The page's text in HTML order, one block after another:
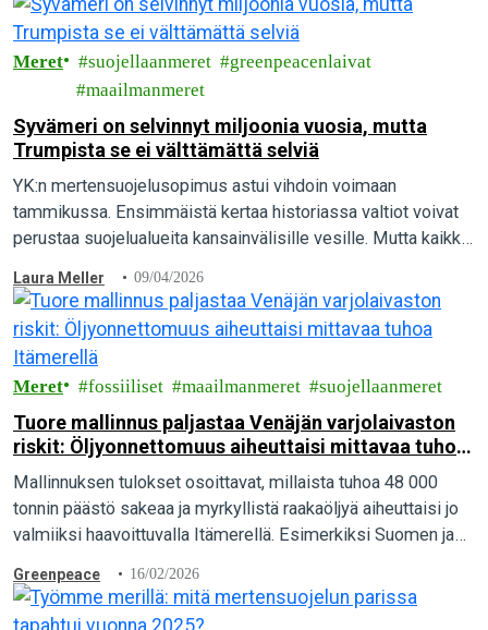
Meret suojellaanmeret
greenpeacenlaivat
maailmanmeret
Syvämeri on selvinnyt miljoonia vuosia, mutta
Trumpista se ei välttämättä selviä
YK:n mertensuojelusopimus astui vihdoin voimaan
tammikussa. Ensimmäistä kertaa historiassa valtiot voivat
perustaa suojelualueita kansainvälisille vesille. Mutta kaikki
Laura Meller 09/04/2026
Meret fossiiliset maailmanmeret suojellaanmeret
Tuore mallinnus paljastaa Venäjän varjolaivaston
riskit: Öljyonnettomuus aiheuttaisi mittavaa tuhoa
Itämerellä
Mallinnuksen tulokset osoittavat, millaista tuhoa 48 000
tonnin päästö sakeaa ja myrkyllistä raakaöljyä aiheuttaisi jo
valmiiksi haavoittuvalla Itämerellä. Esimerkiksi Suomen ja
lukuisilla luonnonsuojelualueilla ja peittäisi Helsingin ja
Espoo edustat öljyyn.
Greenpeace 16/02/2026